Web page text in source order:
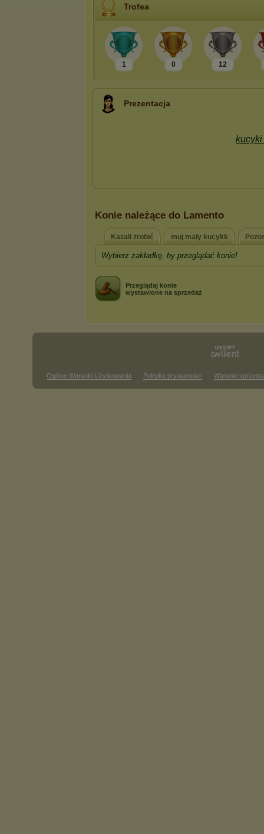
Trofea
1 0 12
Prezentacja
Konie należące do Lamento
Kazali zrobić muj mały kucykk
Wybierz zakładkę, by przeglądać konie!
Przeglądaj konie
wystawione na sprzedaż
Ogólne Warunki Użytkowania Polityka prywatności Warunki